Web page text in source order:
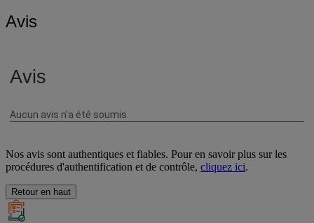
Avis
Nos avis sont authentiques et fiables. Pour en savoir plus sur les
procédures d'authentification et de contrôle, cliquez ici.
Retour en haut